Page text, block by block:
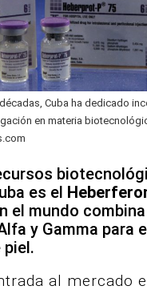
Cuba ha dedicado
en materia
es el
el mundo
y Gamma para
piel.
al mercado